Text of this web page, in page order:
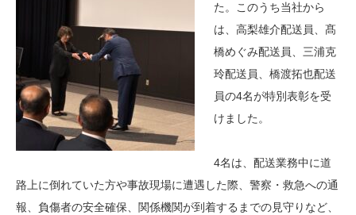
た。このうち当社から
は、高梨雄介配送員、髙
橋めぐみ配送員、三浦克
玲配送員、橋渡拓也配送
員の4名が特別表彰を受
けました。
4名は、配送業務中に道
路上に倒れていた方や事故現場に遭遇した際、警察・救急への通
報、負傷者の安全確保、関係機関が到着するまでの見守りなど、